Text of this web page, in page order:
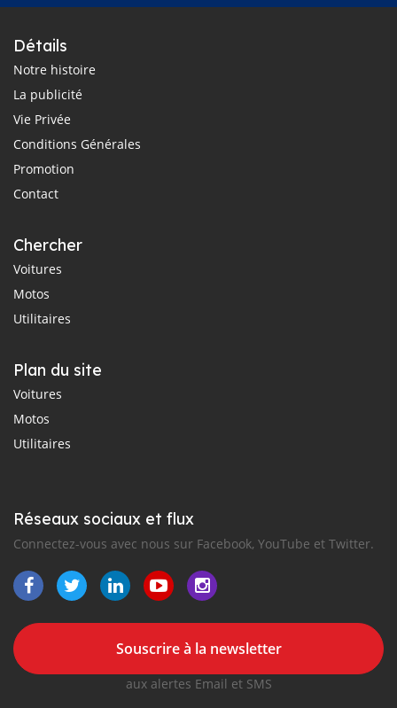
Détails
Notre histoire
La publicité
Vie Privée
Conditions Générales
Promotion
Contact
Chercher
Voitures
Motos
Utilitaires
Plan du site
Voitures
Motos
Utilitaires
Réseaux sociaux et flux
Connectez-vous avec nous sur Facebook, YouTube et Twitter.
Souscrire à la newsletter
aux alertes Email et SMS